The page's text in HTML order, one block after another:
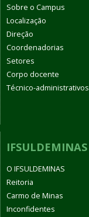
Sobre o Campus
Localização
Direção
Coordenadorias
Setores
Corpo docente
Técnico-administrativos
IFSULDEMINAS
O IFSULDEMINAS
Reitoria
Carmo de Minas
Inconfidentes